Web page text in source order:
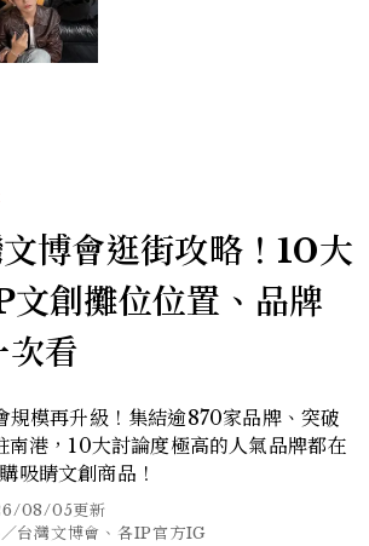
博會逛街攻略！10大
創攤位位置、品牌
次看
模再升級！集結逾870家品牌、突破
港，10大討論度極高的人氣品牌都在
吸睛文創商品！
08/05更新
灣文博會、各IP官方IG